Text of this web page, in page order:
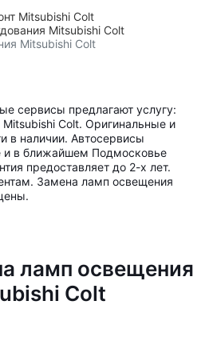
Mitsubishi Colt
Mitsubishi Colt
Mitsubishi Colt
сервисы предлагают услугу:
Colt. Оригинальные и
в наличии. Автосервисы
и в ближайшем Подмосковье
предоставляет до 2-х лет.
Замена ламп освещения
ламп освещения
Colt